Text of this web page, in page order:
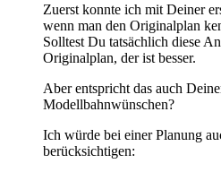
Zuerst konnte ich mit Deiner
wenn man den Originalplan
Solltest Du tatsächlich diese
Originalplan, der ist besser.
Aber entspricht das auch
Modellbahnwünschen?
Ich würde bei einer Planung
berücksichtigen: